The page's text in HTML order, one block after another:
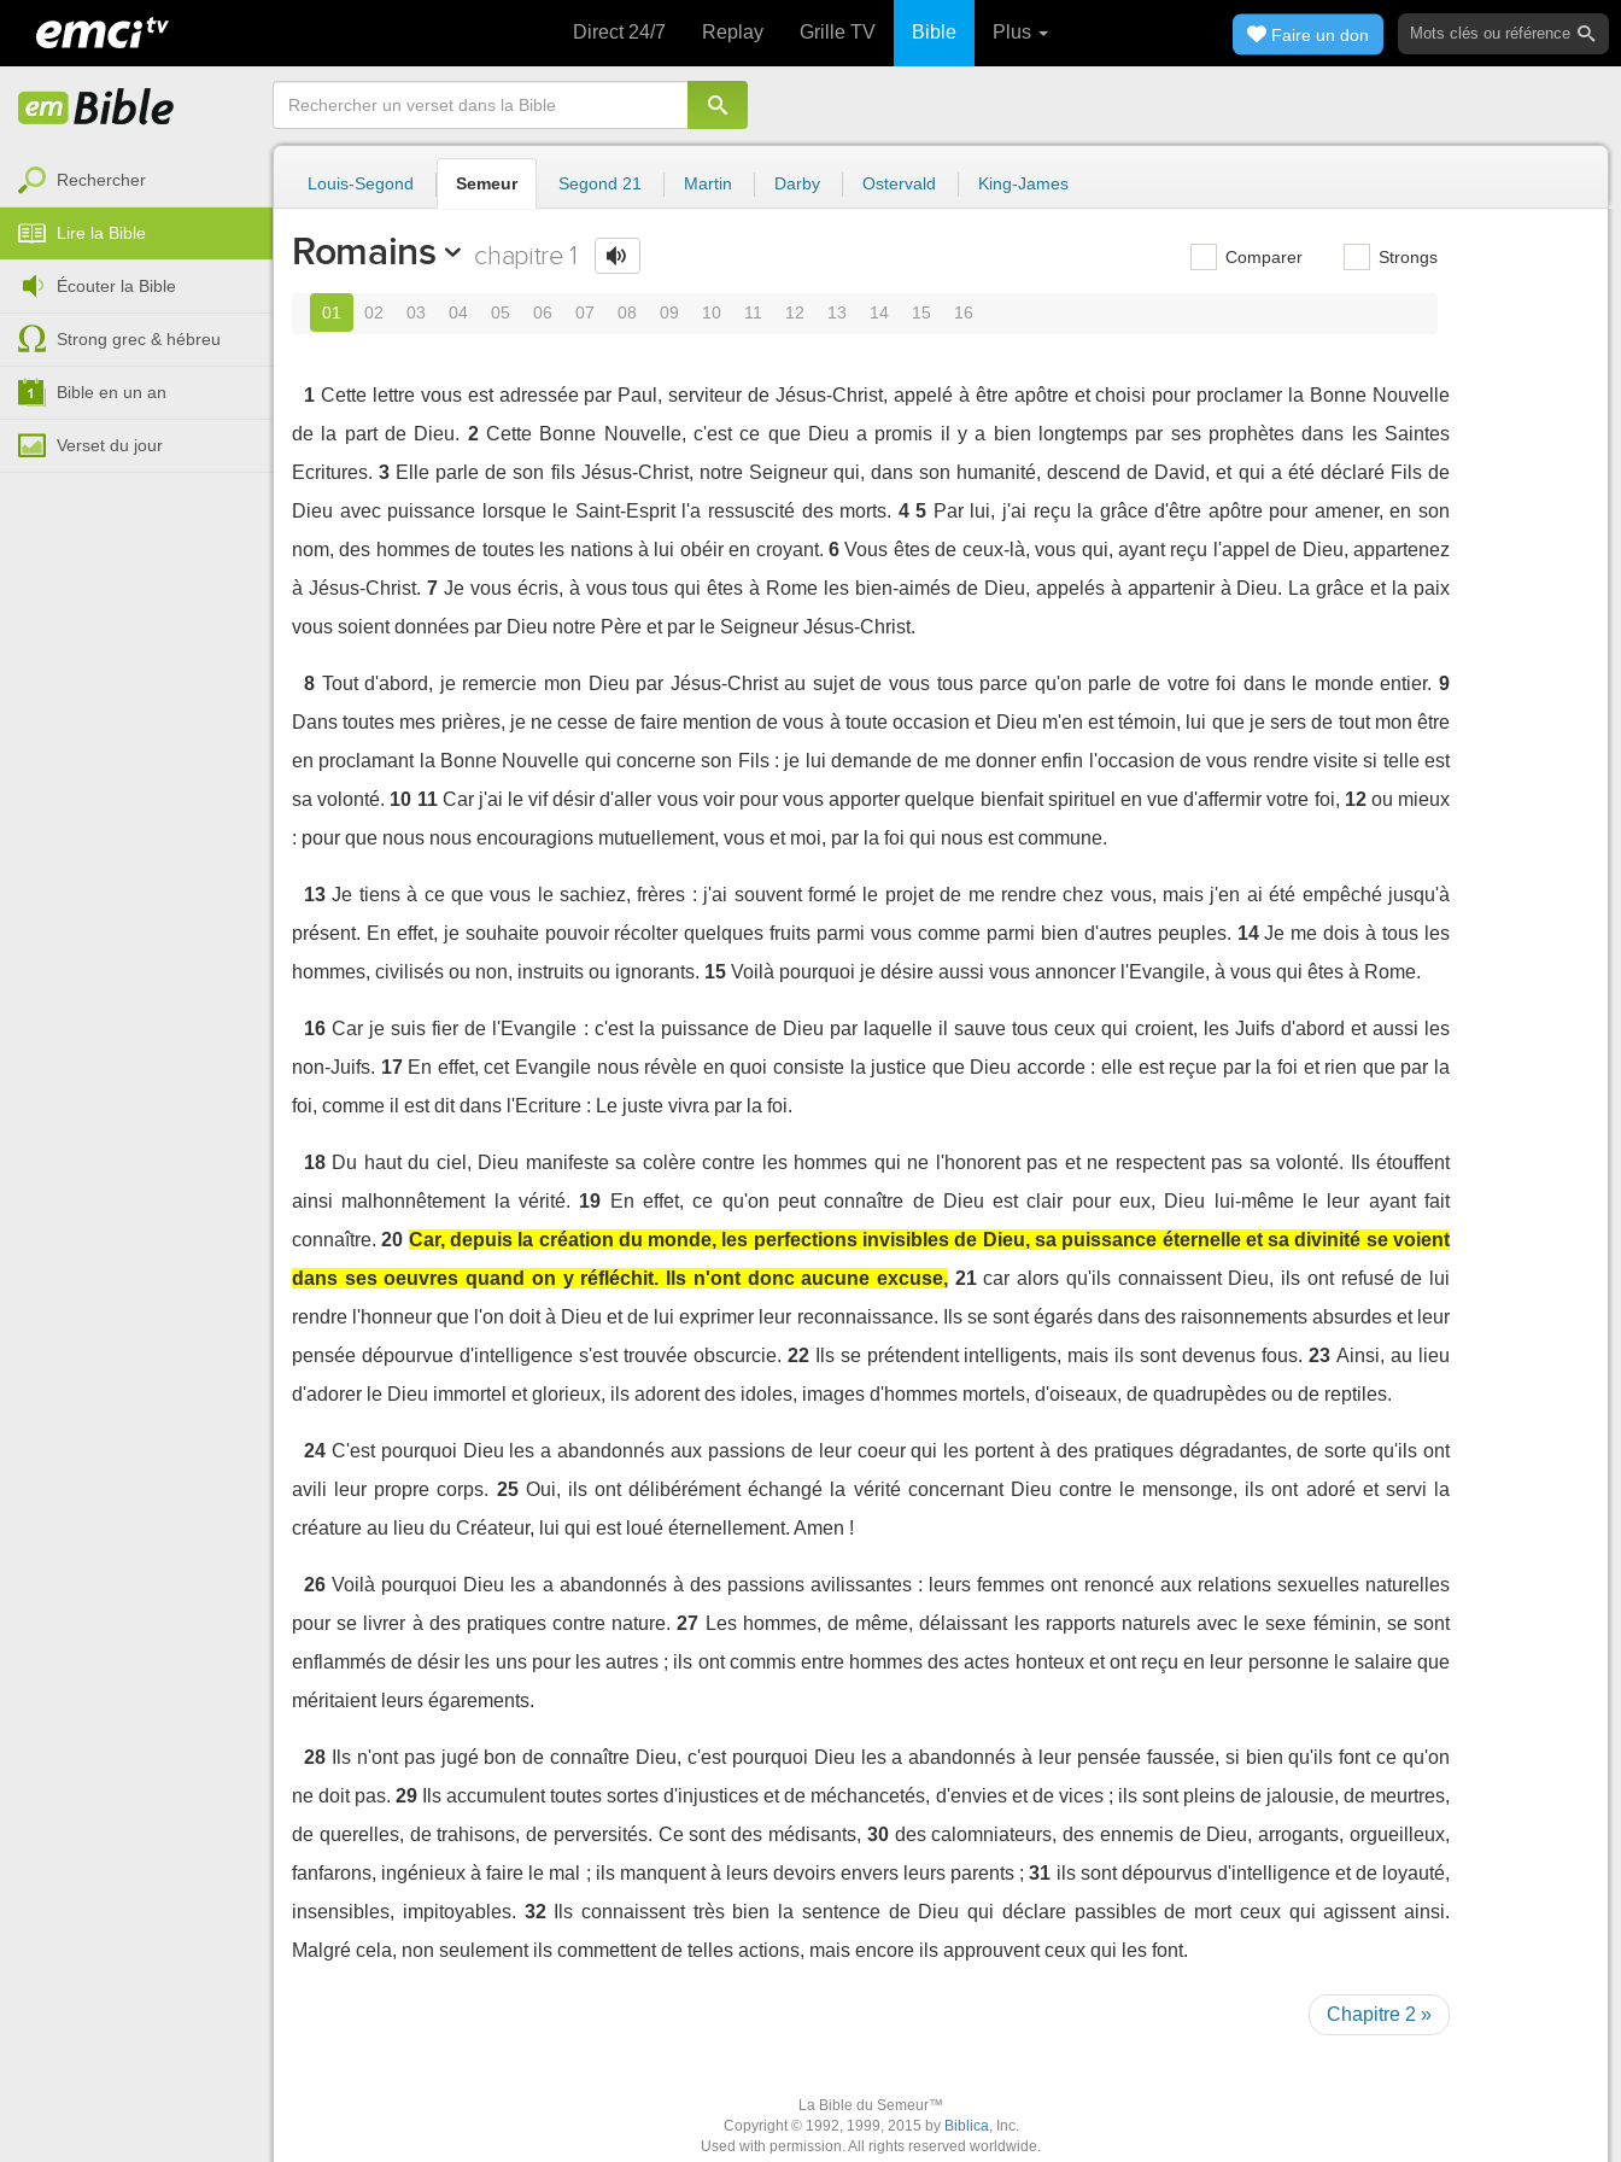
Direct 24/7 Replay Grille TV Bible Plus Faire un don
Rechercher
Lire la Bible
Écouter la Bible
Strong grec & hébreu
Bible en un an
Verset du jour
Louis-Segond Semeur Segond 21 Martin Darby Ostervald King-James
Romains chapitre 1 Comparer Strongs
01 02 03 04 05 06 07 08 09 10 11 12 13 14 15 16
1 Cette lettre vous est adressée par Paul, serviteur de Jésus-Christ, appelé à être apôtre et choisi pour proclamer la Bonne Nouvelle
de la part de Dieu. 2 Cette Bonne Nouvelle, c'est ce que Dieu a promis il y a bien longtemps par ses prophètes dans les Saintes
Ecritures. 3 Elle parle de son fils Jésus-Christ, notre Seigneur qui, dans son humanité, descend de David, et qui a été déclaré Fils de
Dieu avec puissance lorsque le Saint-Esprit l'a ressuscité des morts. 4 5 Par lui, j'ai reçu la grâce d'être apôtre pour amener, en son
nom, des hommes de toutes les nations à lui obéir en croyant. 6 Vous êtes de ceux-là, vous qui, ayant reçu l'appel de Dieu, appartenez
à Jésus-Christ. 7 Je vous écris, à vous tous qui êtes à Rome les bien-aimés de Dieu, appelés à appartenir à Dieu. La grâce et la paix
vous soient données par Dieu notre Père et par le Seigneur Jésus-Christ.
8 Tout d'abord, je remercie mon Dieu par Jésus-Christ au sujet de vous tous parce qu'on parle de votre foi dans le monde entier. 9
Dans toutes mes prières, je ne cesse de faire mention de vous à toute occasion et Dieu m'en est témoin, lui que je sers de tout mon être
en proclamant la Bonne Nouvelle qui concerne son Fils : je lui demande de me donner enfin l'occasion de vous rendre visite si telle est
sa volonté. 10 11 Car j'ai le vif désir d'aller vous voir pour vous apporter quelque bienfait spirituel en vue d'affermir votre foi, 12 ou mieux
: pour que nous nous encouragions mutuellement, vous et moi, par la foi qui nous est commune.
13 Je tiens à ce que vous le sachiez, frères : j'ai souvent formé le projet de me rendre chez vous, mais j'en ai été empêché jusqu'à
présent. En effet, je souhaite pouvoir récolter quelques fruits parmi vous comme parmi bien d'autres peuples. 14 Je me dois à tous les
hommes, civilisés ou non, instruits ou ignorants. 15 Voilà pourquoi je désire aussi vous annoncer l'Evangile, à vous qui êtes à Rome.
16 Car je suis fier de l'Evangile : c'est la puissance de Dieu par laquelle il sauve tous ceux qui croient, les Juifs d'abord et aussi les
non-Juifs. 17 En effet, cet Evangile nous révèle en quoi consiste la justice que Dieu accorde : elle est reçue par la foi et rien que par la
foi, comme il est dit dans l'Ecriture : Le juste vivra par la foi.
18 Du haut du ciel, Dieu manifeste sa colère contre les hommes qui ne l'honorent pas et ne respectent pas sa volonté. Ils étouffent
ainsi malhonnêtement la vérité. 19 En effet, ce qu'on peut connaître de Dieu est clair pour eux, Dieu lui-même le leur ayant fait
connaître. 20 Car, depuis la création du monde, les perfections invisibles de Dieu, sa puissance éternelle et sa divinité se voient
dans ses oeuvres quand on y réfléchit. Ils n'ont donc aucune excuse, 21 car alors qu'ils connaissent Dieu, ils ont refusé de lui
rendre l'honneur que l'on doit à Dieu et de lui exprimer leur reconnaissance. Ils se sont égarés dans des raisonnements absurdes et leur
pensée dépourvue d'intelligence s'est trouvée obscurcie. 22 Ils se prétendent intelligents, mais ils sont devenus fous. 23 Ainsi, au lieu
d'adorer le Dieu immortel et glorieux, ils adorent des idoles, images d'hommes mortels, d'oiseaux, de quadrupèdes ou de reptiles.
24 C'est pourquoi Dieu les a abandonnés aux passions de leur coeur qui les portent à des pratiques dégradantes, de sorte qu'ils ont
avili leur propre corps. 25 Oui, ils ont délibérément échangé la vérité concernant Dieu contre le mensonge, ils ont adoré et servi la
créature au lieu du Créateur, lui qui est loué éternellement. Amen !
26 Voilà pourquoi Dieu les a abandonnés à des passions avilissantes : leurs femmes ont renoncé aux relations sexuelles naturelles
pour se livrer à des pratiques contre nature. 27 Les hommes, de même, délaissant les rapports naturels avec le sexe féminin, se sont
enflammés de désir les uns pour les autres ; ils ont commis entre hommes des actes honteux et ont reçu en leur personne le salaire que
méritaient leurs égarements.
28
Ils n'ont pas jugé bon de connaître Dieu, c'est pourquoi Dieu les a abandonnés à leur pensée faussée, si bien qu'ils font ce qu'on
ne doit pas. 29
Ils accumulent toutes sortes d'injustices et de méchancetés, d'envies et de vices ; ils sont pleins de jalousie, de meurtres,
de querelles, de trahisons, de perversités. Ce sont des médisants, 30 des calomniateurs, des ennemis de Dieu, arrogants, orgueilleux,
fanfarons, ingénieux à faire le mal ; ils manquent à leurs devoirs envers leurs parents ; 31 ils sont dépourvus d'intelligence et de loyauté,
insensibles, impitoyables. 32
Ils connaissent très bien la sentence de Dieu qui déclare passibles de mort ceux qui agissent ainsi.
Malgré cela, non seulement ils commettent de telles actions, mais encore ils approuvent ceux qui les font.
Chapitre 2 »
La Bible du Semeur™
Copyright © 1992, 1999, 2015 by Biblica, Inc.
Used with permission. All rights reserved worldwide.